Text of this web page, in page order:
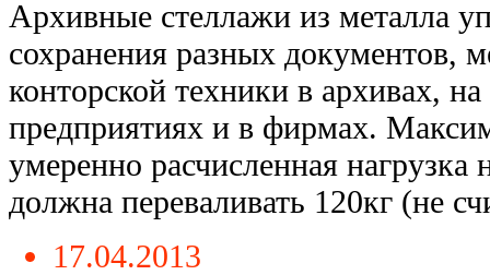
Архивные стеллажи из металла
сохранения разных документов,
конторской техники в архивах,
предприятиях и в фирмах.
умеренно расчисленная
должна переваливать 120кг (не
17.04.2013